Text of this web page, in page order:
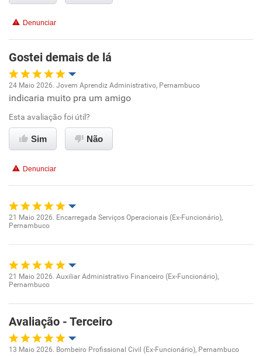
Denunciar
Gostei demais de lá
Oportunidade de promoção
Ambiente de trabalho
Benefícios
Recomenda esta empresa
24 Maio 2026. Jovem Aprendiz Administrativo, Pernambuco
indicaria muito pra um amigo
Esta avaliação foi útil?
Sim Não
Denunciar
Oportunidade de promoção
Ambiente de trabalho
Conciliação com a vida familiar
Benefícios
Recomenda esta empresa
21 Maio 2026. Encarregada Serviços Operacionais (Ex-Funcionário),
Pernambuco
Oportunidade de promoção
Ambiente de trabalho
Conciliação com a vida familiar
21 Maio 2026. Auxiliar Administrativo Financeiro (Ex-Funcionário),
Pernambuco
Avaliação - Terceiro
13 Maio 2026. Bombeiro Profissional Civil (Ex-Funcionário), Pernambuco